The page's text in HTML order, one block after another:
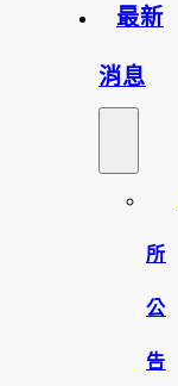
最新
消息
所
公
告